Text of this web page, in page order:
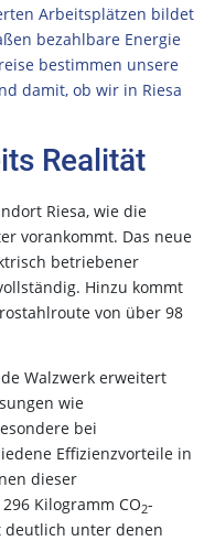
Arbeitsplätzen bildet
bezahlbare Energie
bestimmen unsere
damit, ob wir in Riesa
Realität
Riesa, wie die
vorankommt. Das neue
betriebener
Hinzu kommt
von über 98
Walzwerk erweitert
wie
bei
Effizienzvorteile in
dieser
Kilogramm CO2-
deutlich unter denen